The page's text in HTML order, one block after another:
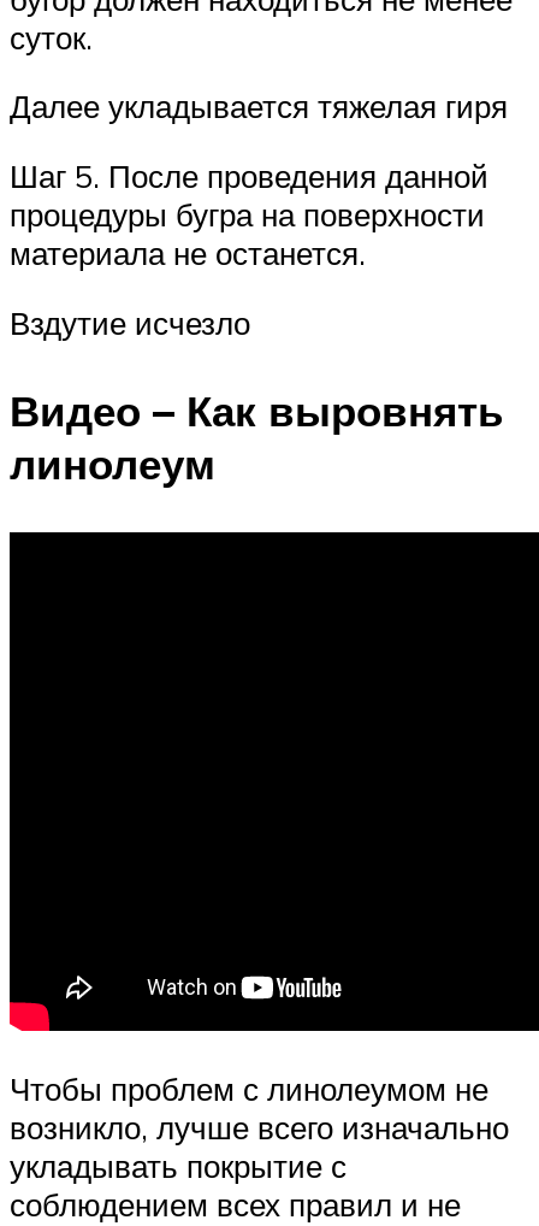
суток.
Далее укладывается тяжелая гиря
Шаг 5. После проведения данной
процедуры бугра на поверхности
материала не останется.
Вздутие исчезло
Видео – Как выровнять
линолеум
Чтобы проблем с линолеумом не
возникло, лучше всего изначально
укладывать покрытие с
соблюдением всех правил и не